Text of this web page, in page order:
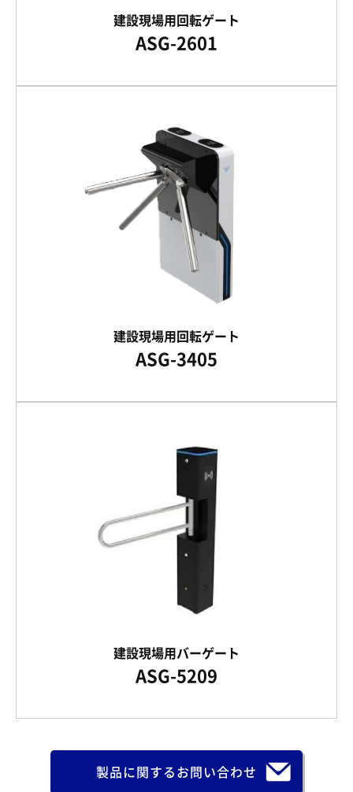
建設現場用回転ゲート
ASG-2601
建設現場用回転ゲート
ASG-3405
建設現場用バーゲート
ASG-5209
製品に関するお問い合わせ